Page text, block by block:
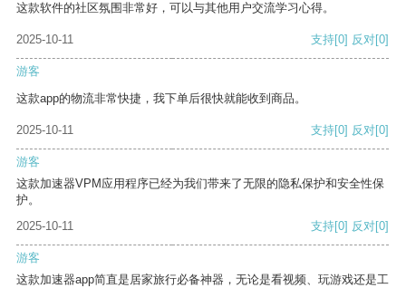
这款软件的社区氛围非常好，可以与其他用户交流学习心得。
2025-10-11 支持[0] 反对[0]
游客
这款app的物流非常快捷，我下单后很快就能收到商品。
2025-10-11 支持[0] 反对[0]
游客
这款加速器VPM应用程序已经为我们带来了无限的隐私保护和安全性保
护。
2025-10-11
支持[0] 反对[0]
游客
这款加速器app简直是居家旅行必备神器，无论是看视频、玩游戏还是工